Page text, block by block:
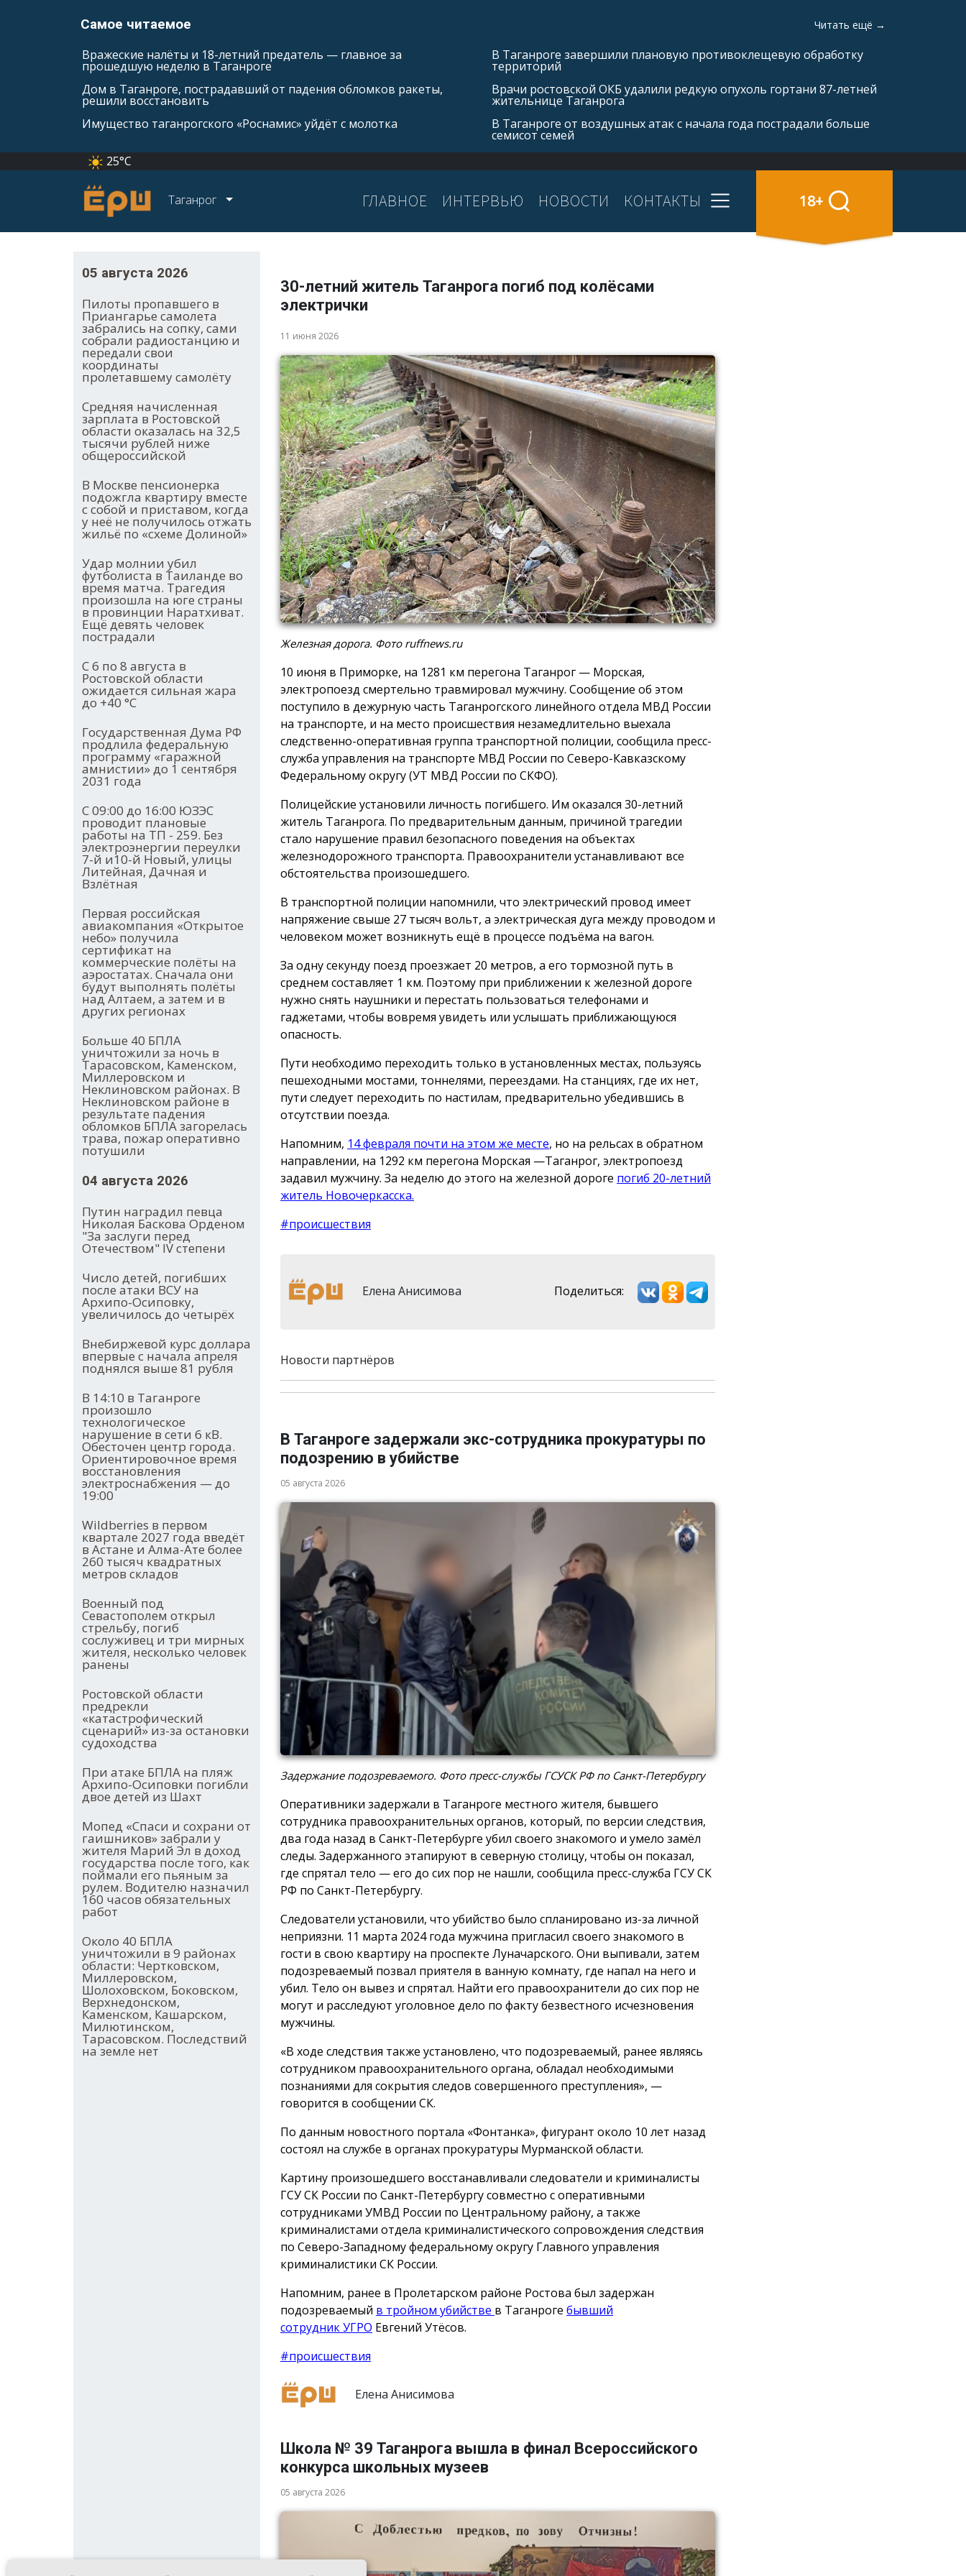
Самое читаемое Читать ещё →
Вражеские налёты и 18-летний предатель — главное за
прошедшую неделю в Таганроге
Дом в Таганроге, пострадавший от падения обломков ракеты,
решили восстановить
Имущество таганрогского «Роснамис» уйдёт с молотка
В Таганроге завершили плановую противоклещевую обработку
территорий
Врачи ростовской ОКБ удалили редкую опухоль гортани 87-летней
жительнице Таганрога
В Таганроге от воздушных атак с начала года пострадали больше
семисот семей
25°C
Таганрог ГЛАВНОЕ ИНТЕРВЬЮ НОВОСТИ КОНТАКТЫ 18+
05 августа 2026
Пилоты пропавшего в
Приангарье самолета
забрались на сопку, сами
собрали радиостанцию и
передали свои
координаты
пролетавшему самолёту
Средняя начисленная
зарплата в Ростовской
области оказалась на 32,5
тысячи рублей ниже
общероссийской
В Москве пенсионерка
подожгла квартиру вместе
с собой и приставом, когда
у неё не получилось отжать
жильё по «схеме Долиной»
Удар молнии убил
футболиста в Таиланде во
время матча. Трагедия
произошла на юге страны
в провинции Наратхиват.
Ещё девять человек
пострадали
С 6 по 8 августа в
Ростовской области
ожидается сильная жара
до +40 °С
Государственная Дума РФ
продлила федеральную
программу «гаражной
амнистии» до 1 сентября
2031 года
С 09:00 до 16:00 ЮЗЭС
проводит плановые
работы на ТП - 259. Без
электроэнергии переулки
7-й и10-й Новый, улицы
Литейная, Дачная и
Взлётная
Первая российская
авиакомпания «Открытое
небо» получила
сертификат на
коммерческие полёты на
аэростатах. Сначала они
будут выполнять полёты
над Алтаем, а затем и в
других регионах
Больше 40 БПЛА
уничтожили за ночь в
Тарасовском, Каменском,
Миллеровском и
Неклиновском районах. В
Неклиновском районе в
результате падения
обломков БПЛА загорелась
трава, пожар оперативно
потушили
04 августа 2026
Путин наградил певца
Николая Баскова Орденом
"За заслуги перед
Отечеством" IV степени
Число детей, погибших
после атаки ВСУ на
Архипо-Осиповку,
увеличилось до четырёх
Внебиржевой курс доллара
впервые с начала апреля
поднялся выше 81 рубля
В 14:10 в Таганроге
произошло
технологическое
нарушение в сети 6 кВ.
Обесточен центр города.
Ориентировочное время
восстановления
электроснабжения — до
19:00
Wildberries в первом
квартале 2027 года введёт
в Астане и Алма-Ате более
260 тысяч квадратных
метров складов
Военный под
Севастополем открыл
стрельбу, погиб
сослуживец и три мирных
жителя, несколько человек
ранены
Ростовской области
предрекли
«катастрофический
сценарий» из-за остановки
судоходства
При атаке БПЛА на пляж
Архипо-Осиповки погибли
двое детей из Шахт
Мопед «Спаси и сохрани от
гаишников» забрали у
жителя Марий Эл в доход
государства после того, как
поймали его пьяным за
рулем. Водителю назначил
160 часов обязательных
работ
Около 40 БПЛА
уничтожили в 9 районах
области: Чертковском,
Миллеровском,
Шолоховском, Боковском,
Верхнедонском,
Каменском, Кашарском,
Милютинском,
Тарасовском. Последствий
на земле нет
30-летний житель Таганрога погиб под колёсами
электрички
11 июня 2026
Железная дорога. Фото ruffnews.ru
10 июня в Приморке, на 1281 км перегона Таганрог — Морская,
электропоезд смертельно травмировал мужчину. Сообщение об этом
поступило в дежурную часть Таганрогского линейного отдела МВД России
на транспорте, и на место происшествия незамедлительно выехала
следственно-оперативная группа транспортной полиции, сообщила пресс-
служба управления на транспорте МВД России по Северо-Кавказскому
Федеральному округу (УТ МВД России по СКФО).
Полицейские установили личность погибшего. Им оказался 30-летний
житель Таганрога. По предварительным данным, причиной трагедии
стало нарушение правил безопасного поведения на объектах
железнодорожного транспорта. Правоохранители устанавливают все
обстоятельства произошедшего.
В транспортной полиции напомнили, что электрический провод имеет
напряжение свыше 27 тысяч вольт, а электрическая дуга между проводом и
человеком может возникнуть ещё в процессе подъёма на вагон.
За одну секунду поезд проезжает 20 метров, а его тормозной путь в
среднем составляет 1 км. Поэтому при приближении к железной дороге
нужно снять наушники и перестать пользоваться телефонами и
гаджетами, чтобы вовремя увидеть или услышать приближающуюся
опасность.
Пути необходимо переходить только в установленных местах, пользуясь
пешеходными мостами, тоннелями, переездами. На станциях, где их нет,
пути следует переходить по настилам, предварительно убедившись в
отсутствии поезда.
Напомним, 14 февраля почти на этом же месте, но на рельсах в обратном
направлении, на 1292 км перегона Морская —Таганрог, электропоезд
задавил мужчину. За неделю до этого на железной дороге погиб 20-летний
житель Новочеркасска.
#происшествия
Елена Анисимова Поделиться:
Новости партнёров
В Таганроге задержали экс-сотрудника прокуратуры по
подозрению в убийстве
05 августа 2026
Задержание подозреваемого. Фото пресс-службы ГСУСК РФ по Санкт-Петербургу
Оперативники задержали в Таганроге местного жителя, бывшего
сотрудника правоохранительных органов, который, по версии следствия,
два года назад в Санкт-Петербурге убил своего знакомого и умело замёл
следы. Задержанного этапируют в северную столицу, чтобы он показал,
где спрятал тело — его до сих пор не нашли, сообщила пресс-служба ГСУ СК
РФ по Санкт-Петербургу.
Следователи установили, что убийство было спланировано из-за личной
неприязни. 11 марта 2024 года мужчина пригласил своего знакомого в
гости в свою квартиру на проспекте Луначарского. Они выпивали, затем
подозреваемый позвал приятеля в ванную комнату, где напал на него и
убил. Тело он вывез и спрятал. Найти его правоохранители до сих пор не
могут и расследуют уголовное дело по факту безвестного исчезновения
мужчины.
«В ходе следствия также установлено, что подозреваемый, ранее являясь
сотрудником правоохранительного органа, обладал необходимыми
познаниями для сокрытия следов совершенного преступления», —
говорится в сообщении СК.
По данным новостного портала «Фонтанка», фигурант около 10 лет назад
состоял на службе в органах прокуратуры Мурманской области.
Картину произошедшего восстанавливали следователи и криминалисты
ГСУ СК России по Санкт-Петербургу совместно с оперативными
сотрудниками УМВД России по Центральному району, а также
криминалистами отдела криминалистического сопровождения следствия
по Северо-Западному федеральному округу Главного управления
криминалистики СК России.
Напомним, ранее в Пролетарском районе Ростова был задержан
подозреваемый в тройном убийстве в Таганроге бывший
сотрудник УГРО Евгений Утёсов.
#происшествия
Елена Анисимова
Школа № 39 Таганрога вышла в финал Всероссийского
конкурса школьных музеев
05 августа 2026